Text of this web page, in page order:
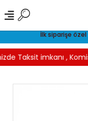
İlk siparişe
Taksit imkanı ,